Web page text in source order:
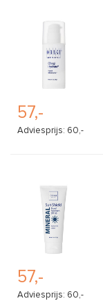
57,-
Adviesprijs: 60,-
57,-
Adviesprijs: 60,-